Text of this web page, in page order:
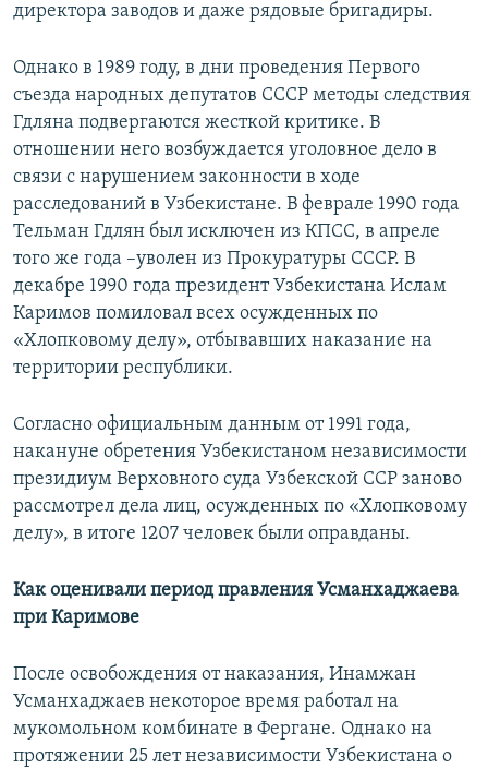
директора заводов и даже рядовые бригадиры.
Однако в 1989 году, в дни проведения Первого
съезда народных депутатов СССР методы следствия
Гдляна подвергаются жесткой критике. В
отношении него возбуждается уголовное дело в
связи с нарушением законности в ходе
расследований в Узбекистане. В феврале 1990 года
Тельман Гдлян был исключен из КПСС, в апреле
того же года –уволен из Прокуратуры СССР. В
декабре 1990 года президент Узбекистана Ислам
Каримов помиловал всех осужденных по
«Хлопковому делу», отбывавших наказание на
территории республики.
Согласно официальным данным от 1991 года,
накануне обретения Узбекистаном независимости
президиум Верховного суда Узбекской ССР заново
рассмотрел дела лиц, осужденных по «Хлопковому
делу», в итоге 1207 человек были оправданы.
Как оценивали период правления Усманхаджаева
при Каримове
После освобождения от наказания, Инамжан
Усманхаджаев некоторое время работал на
мукомольном комбинате в Фергане. Однако на
протяжении 25 лет независимости Узбекистана о